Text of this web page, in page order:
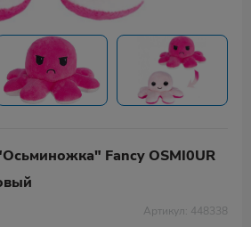
Fancy OSMI0UR
Артикул: 448338